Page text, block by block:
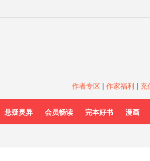
作者专区 | 作家福利 | 充
悬疑灵异 会员畅读 完本好书 漫画